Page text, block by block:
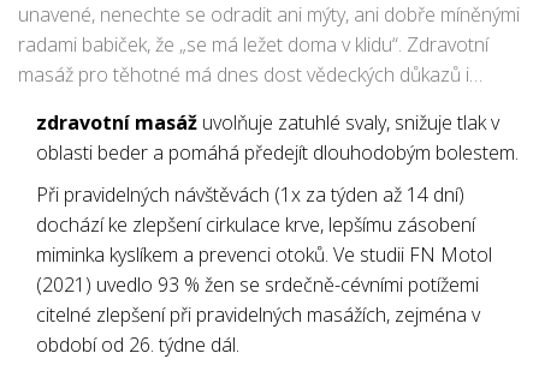
unavené, nenechte se odradit ani mýty, ani dobře míněnými
radami babiček, že „se má ležet doma v klidu“. Zdravotní
masáž pro těhotné má dnes dost vědeckých důkazů i
stačí vědět jak na to.
zdravotní masáž uvolňuje zatuhlé svaly, snižuje tlak v
oblasti beder a pomáhá předejít dlouhodobým bolestem.
Při pravidelných návštěvách (1x za týden až 14 dní)
dochází ke zlepšení cirkulace krve, lepšímu zásobení
miminka kyslíkem a prevenci otoků. Ve studii FN Motol
(2021) uvedlo 93 % žen se srdečně-cévními potížemi
citelné zlepšení při pravidelných masážích, zejména v
období od 26. týdne dál.